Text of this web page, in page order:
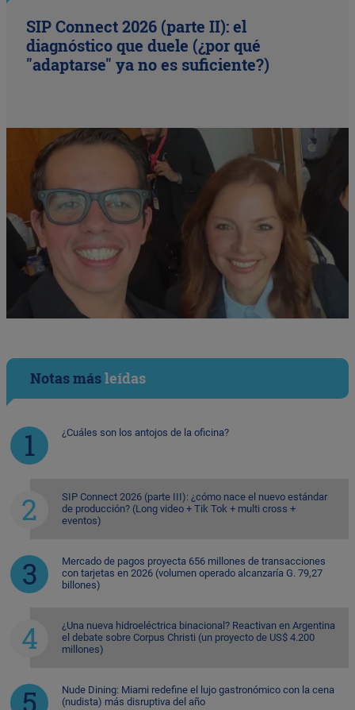
SIP Connect 2026 (parte II): el
diagnóstico que duele (¿por qué
"adaptarse" ya no es suficiente?)
Notas másleídas
¿Cuáles son los antojos de la oficina?
SIP Connect 2026 (parte III): ¿cómo nace el nuevo estándar
de producción? (Long video + Tik Tok + multi cross +
eventos)
Mercado de pagos proyecta 656 millones de transacciones
con tarjetas en 2026 (volumen operado alcanzaría G. 79,27
billones)
¿Una nueva hidroeléctrica binacional? Reactivan en Argentina
el debate sobre Corpus Christi (un proyecto de US$ 4.200
millones)
Nude Dining: Miami redefine el lujo gastronómico con la cena
(nudista) más disruptiva del año